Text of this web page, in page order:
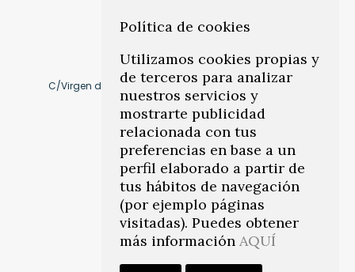
C/Virgen de Montserrat, 10 41011, Los Remedios. Sevilla
Cómo llegar
info@citeasevilla.es
Teléfonos:954 45 78 86–
671 817 031
Política de cookies
Utilizamos cookies propias y
de terceros para analizar
nuestros servicios y
mostrarte publicidad
relacionada con tus
preferencias en base a un
perfil elaborado a partir de
tus hábitos de navegación
(por ejemplo páginas
visitadas). Puedes obtener
más información AQUÍ